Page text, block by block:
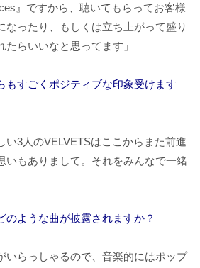
』ですから、聴いてもらってお客様
なったり、もしくは立ち上がって盛り
たらいいなと思ってます」
すごくポジティブな印象受けます
い3人のVELVETSはここからまた前進
いもありまして。それをみんなで一緒
ような曲が披露されますか？
いらっしゃるので、音楽的にはポップ